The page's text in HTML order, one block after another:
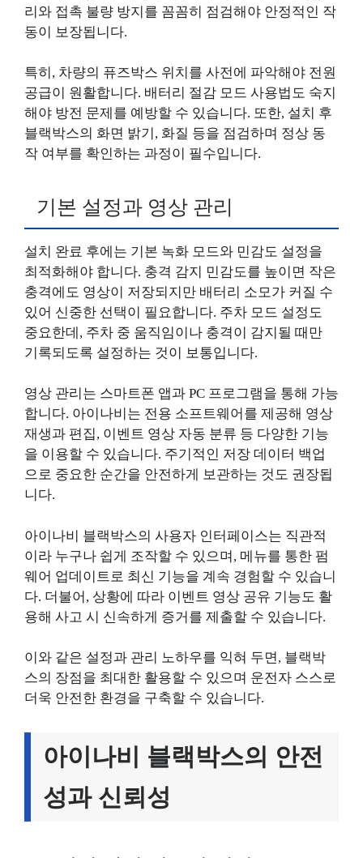
리와 접촉 불량 방지를 꼼꼼히 점검해야 안정적인 작
동이 보장됩니다.
특히, 차량의 퓨즈박스 위치를 사전에 파악해야 전원
공급이 원활합니다. 배터리 절감 모드 사용법도 숙지
해야 방전 문제를 예방할 수 있습니다. 또한, 설치 후
블랙박스의 화면 밝기, 화질 등을 점검하며 정상 동
작 여부를 확인하는 과정이 필수입니다.
기본 설정과 영상 관리
설치 완료 후에는 기본 녹화 모드와 민감도 설정을
최적화해야 합니다. 충격 감지 민감도를 높이면 작은
충격에도 영상이 저장되지만 배터리 소모가 커질 수
있어 신중한 선택이 필요합니다. 주차 모드 설정도
중요한데, 주차 중 움직임이나 충격이 감지될 때만
기록되도록 설정하는 것이 보통입니다.
영상 관리는 스마트폰 앱과 PC 프로그램을 통해 가능
합니다. 아이나비는 전용 소프트웨어를 제공해 영상
재생과 편집, 이벤트 영상 자동 분류 등 다양한 기능
을 이용할 수 있습니다. 주기적인 저장 데이터 백업
으로 중요한 순간을 안전하게 보관하는 것도 권장됩
니다.
아이나비 블랙박스의 사용자 인터페이스는 직관적
이라 누구나 쉽게 조작할 수 있으며, 메뉴를 통한 펌
웨어 업데이트로 최신 기능을 계속 경험할 수 있습니
다. 더불어, 상황에 따라 이벤트 영상 공유 기능도 활
용해 사고 시 신속하게 증거를 제출할 수 있습니다.
이와 같은 설정과 관리 노하우를 익혀 두면, 블랙박
스의 장점을 최대한 활용할 수 있으며 운전자 스스로
더욱 안전한 환경을 구축할 수 있습니다.
아이나비 블랙박스의 안전
성과 신뢰성